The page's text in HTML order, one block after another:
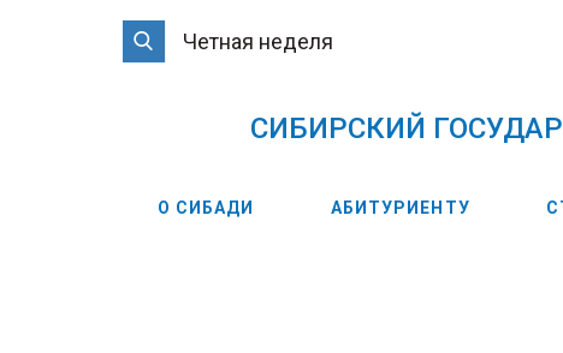
Четная неделя
CИБИРСКИЙ
О СИБАДИ АБИТУРИЕНТУ